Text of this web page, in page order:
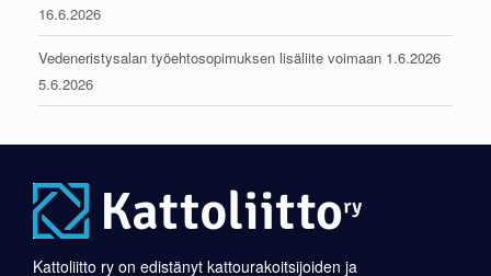
16.6.2026
Vedeneristysalan työehtosopimuksen lisäliite voimaan 1.6.2026
5.6.2026
Kattoliitto ry on edistänyt kattourakoitsijoiden ja